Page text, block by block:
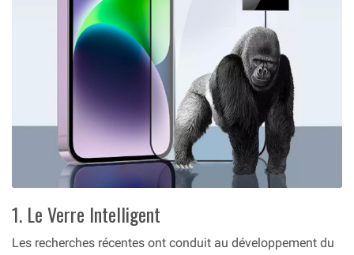
1. Le Verre Intelligent
Les recherches récentes ont conduit au développement du